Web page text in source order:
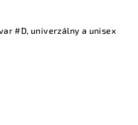
#D, univerzálny a unisex